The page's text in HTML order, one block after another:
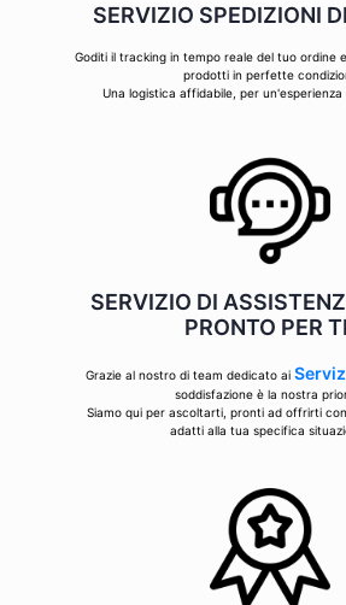
SERVIZIO SPEDIZIONI
Goditi il tracking in tempo reale del tuo ordine
prodotti in perfette
Una logistica affidabile, per
SERVIZIO DI
PRONTO PER
Grazie al nostro di team dedicato ai
soddisfazione è la nostra
Siamo qui per ascoltarti, pronti ad offrirti
adatti alla tua specifica